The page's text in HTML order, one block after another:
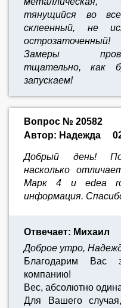
тянущийся во
склеенный, не
острозаточенный!
Замеры
тщательно, как
запускаем!
Вопрос № 20582
Автор: Надежда
Добрый день!
насколько
Марк 4 и edea
информация.
Отвечает: Михаил
Доброе утро,
Благодарим
компанию!
Вес, абсолютно
Для Вашего